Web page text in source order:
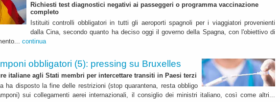
Richiesti test diagnostici negativi ai passeggeri o programma vaccinazione
completo
Istituiti controlli obbligatori in tutti gli aeroporti spagnoli per i viaggiatori provenienti
dalla Cina, secondo quanto ha deciso oggi il governo della Spagna, con l'obiettivo di
continua
obbligatori (5): pressing su Bruxelles
italiane agli Stati membri per intercettare transiti in Paesi terzi
ha disposto la fine delle restrizioni (stop quarantena, resta obbligo
sui collegamenti aerei internazionali, il consiglio dei ministri italiano, così come altri...